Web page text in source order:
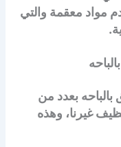
مواد معقمة والتي
بعدد من
غيرنا، وهذه